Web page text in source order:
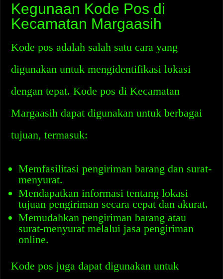
Kegunaan Kode Pos di
Kecamatan Margaasih
Kode pos adalah salah satu cara yang
digunakan untuk mengidentifikasi lokasi
dengan tepat. Kode pos di Kecamatan
Margaasih dapat digunakan untuk berbagai
tujuan, termasuk:
Memfasilitasi pengiriman barang dan surat-
menyurat.
Mendapatkan informasi tentang lokasi
tujuan pengiriman secara cepat dan akurat.
Memudahkan pengiriman barang atau
surat-menyurat melalui jasa pengiriman
online.
Kode pos juga dapat digunakan untuk